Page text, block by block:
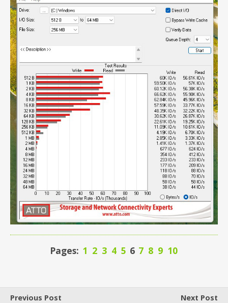
Pages: 1 2 3 4 5 6 7 8 9 10
Previous Post
Next Post